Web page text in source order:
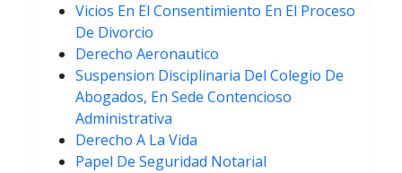
Vicios En El Consentimiento En El Proceso
De Divorcio
Derecho Aeronautico
Suspension Disciplinaria Del Colegio De
Abogados, En Sede Contencioso
Administrativa
Derecho A La Vida
Papel De Seguridad Notarial